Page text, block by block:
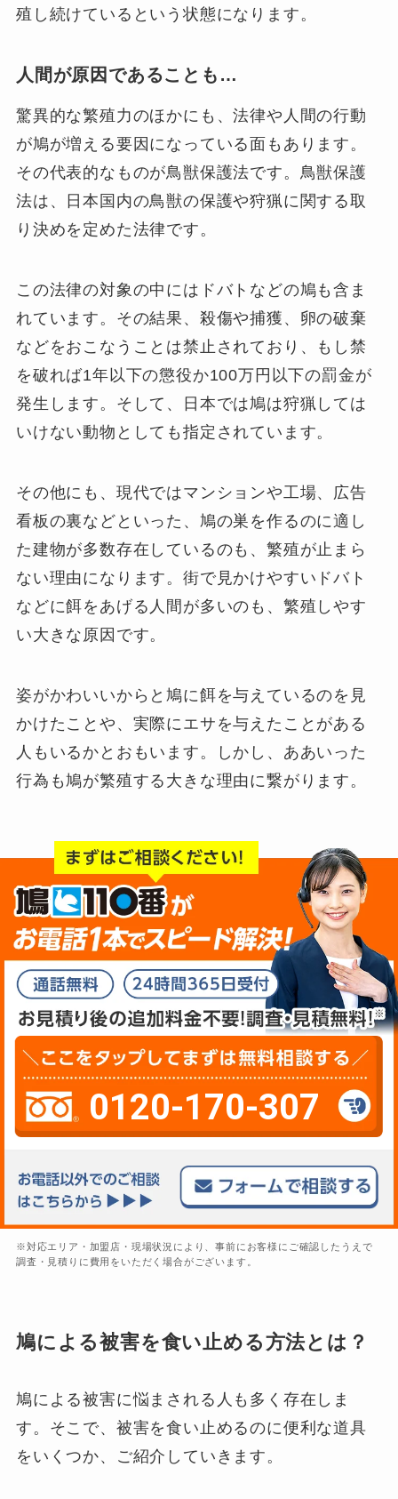
殖し続けているという状態になります。
人間が原因であることも…
驚異的な繁殖力のほかにも、法律や人間の行動
が鳩が増える要因になっている面もあります。
その代表的なものが鳥獣保護法です。鳥獣保護
法は、日本国内の鳥獣の保護や狩猟に関する取
り決めを定めた法律です。
この法律の対象の中にはドバトなどの鳩も含ま
れています。その結果、殺傷や捕獲、卵の破棄
などをおこなうことは禁止されており、もし禁
を破れば1年以下の懲役か100万円以下の罰金が
発生します。そして、日本では鳩は狩猟しては
いけない動物としても指定されています。
その他にも、現代ではマンションや工場、広告
看板の裏などといった、鳩の巣を作るのに適し
た建物が多数存在しているのも、繁殖が止まら
ない理由になります。街で見かけやすいドバト
などに餌をあげる人間が多いのも、繁殖しやす
い大きな原因です。
姿がかわいいからと鳩に餌を与えているのを見
かけたことや、実際にエサを与えたことがある
人もいるかとおもいます。しかし、ああいった
行為も鳩が繁殖する大きな理由に繋がります。
0120-170-307
※対応エリア・加盟店・現場状況により、事前にお客様にご確認したうえで
調査・見積りに費用をいただく場合がございます。
鳩による被害を食い止める方法とは？
鳩による被害に悩まされる人も多く存在しま
す。そこで、被害を食い止めるのに便利な道具
をいくつか、ご紹介していきます。